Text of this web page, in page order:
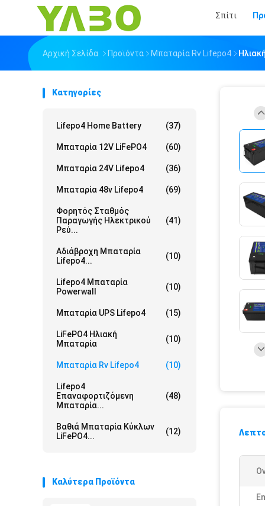
Σπίτι
Αρχική Σελίδα Προϊόντα Μπαταρία Rv Lifepo4
Κατηγορίες
Lifepo4 Home Battery (37)
Μπαταρία 12V LiFePO4 (60)
Μπαταρία 24V Lifepo4 (36)
Μπαταρία 48v Lifepo4 (69)
Φορητός Σταθμός
Παραγωγής Ηλεκτρικού
Ρεύ...
(41)
Αδιάβροχη Μπαταρία
Lifepo4...
(10)
Lifepo4 Μπαταρία
Powerwall
(10)
Μπαταρία UPS Lifepo4 (15)
LiFePO4 Ηλιακή
Μπαταρία
(10)
Μπαταρία Rv Lifepo4 (10)
Lifepo4
Επαναφορτιζόμενη
Μπαταρία...
(48)
Βαθιά Μπαταρία Κύκλων
LiFePO4...
(12)
Καλύτερα Προϊόντα